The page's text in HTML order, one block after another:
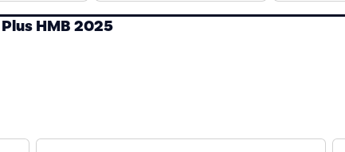
HMB 2025